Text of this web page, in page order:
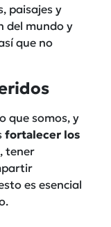
paisajes y
del mundo y
que no
que somos, y
fortalecer los
tener
es esencial